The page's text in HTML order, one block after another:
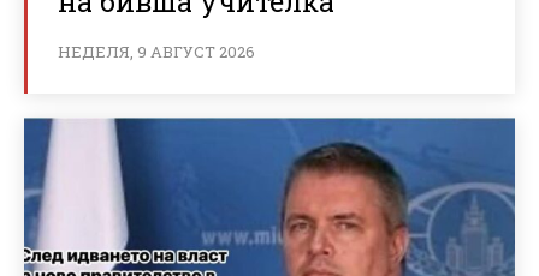
НЕДЕЛЯ, 9 АВГУСТ 2026